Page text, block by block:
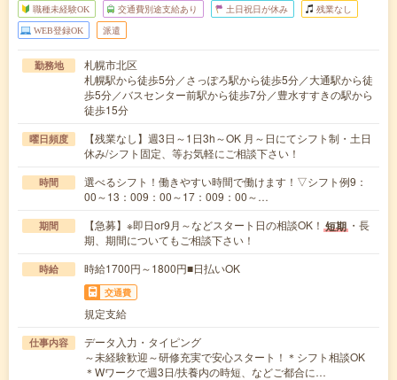
職種未経験OK 交通費別途支給あり 土日祝日が休み 残業なし
WEB登録OK 派遣
勤務地
札幌市北区
札幌駅から徒歩5分／さっぽろ駅から徒歩5分／大通駅から徒
歩5分／バスセンター前駅から徒歩7分／豊水すすきの駅から
徒歩15分
曜日頻度
【残業なし】週3日～1日3h～OK 月～日にてシフト制・土日
休み/シフト固定、等お気軽にご相談下さい！
時間
選べるシフト！働きやすい時間で働けます！▽シフト例9：
00～13：009：00～17：009：00～…
期間 【急募】※即日or9月～などスタート日の相談OK！ 短期 ・長
期、期間についてもご相談下さい！
時給 時給1700円～1800円■日払いOK
交通費
規定支給
仕事内容
データ入力・タイピング
～未経験歓迎～研修充実で安心スタート！＊シフト相談OK
＊Wワークで週3日/扶養内の時短、などご都合に…